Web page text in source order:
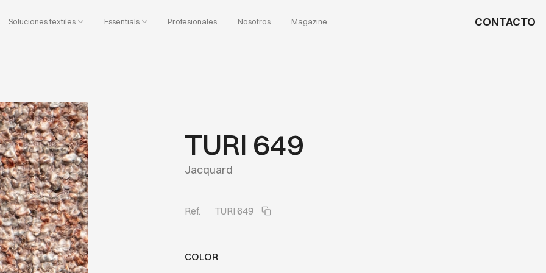
Soluciones textiles Essentials Profesionales Nosotros Magazine CONTACTO
TURI 649
Jacquard
Ref. TURI 649
COLOR